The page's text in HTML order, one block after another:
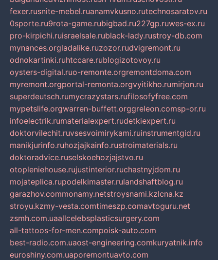
fexer.rusnite-mebel.ruanamvkusno.rutechnosaratov.ru
0sporte.ru9rota-game.rubigbad.ru227gp.ruwes-ex.ru
pro-kirpichi.ruisraelsale.rublack-lady.rustroy-db.com
mynances.orgladalike.ruzozor.rudvigremont.ru
odnokartinki.ruhtccare.rublogizotovoy.ru
oysters-digital.ruo-remonte.orgremontdoma.com
myremont.orgportal-remonta.orgvyitikho.rumirjon.ru
superdeutsch.rumycrazystars.rufilosofyfree.com
mypetslife.orgwarren-buffett.orggreleon.comsp-or.ru
infoelectrik.rumaterialexpert.rudetkiexpert.ru
doktorvilechit.ruvsesvoimirykami.ruinstrumentgid.ru
manikjurinfo.ruhozjajkainfo.rustroimaterials.ru
doktoradvice.ruselskoehozjajstvo.ru
otopleniehouse.rujustinterior.ruchastnyjdom.ru
mojateplica.rupodelkimaster.rulandshaftblog.ru
garazhov.commonamy.netstroysnami.kzlcna.kz
stroyu.kzmy-vesta.comtimeszp.comavtoguru.net
zsmh.com.uaallcelebsplasticsurgery.com
all-tattoos-for-men.compoisk-auto.com
best-radio.com.uaost-engineering.comkuryatnik.info
euroshiny.com.uaporemontuavto.com